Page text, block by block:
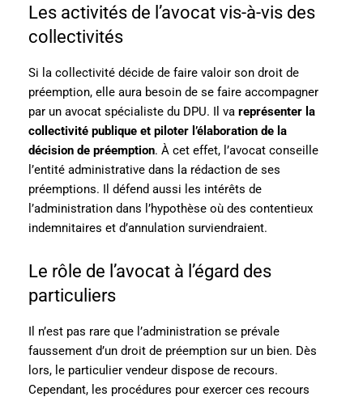
Les activités de l’avocat vis-à-vis des
collectivités
Si la collectivité décide de faire valoir son droit de
préemption, elle aura besoin de se faire accompagner
par un avocat spécialiste du DPU. Il va représenter la
collectivité publique et piloter l’élaboration de la
décision de préemption. À cet effet, l’avocat conseille
l’entité administrative dans la rédaction de ses
préemptions. Il défend aussi les intérêts de
l’administration dans l’hypothèse où des contentieux
indemnitaires et d’annulation surviendraient.
Le rôle de l’avocat à l’égard des
particuliers
Il n’est pas rare que l’administration se prévale
faussement d’un droit de préemption sur un bien. Dès
lors, le particulier vendeur dispose de recours.
Cependant, les procédures pour exercer ces recours